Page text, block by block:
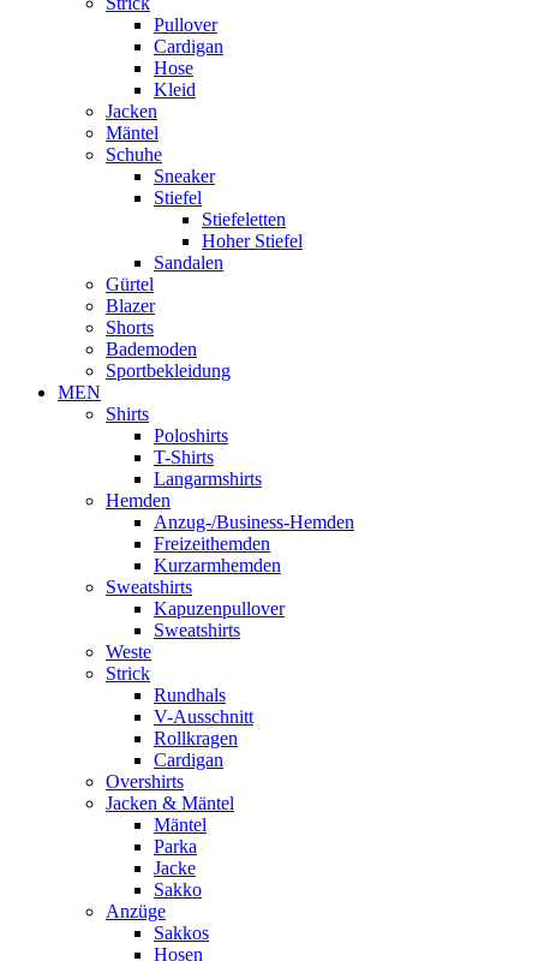
Pullover
Cardigan
Hose
Kleid
Jacken
Mäntel
Schuhe
Sneaker
Stiefel
Stiefeletten
Hoher Stiefel
Sandalen
Gürtel
Blazer
Shorts
Bademoden
Sportbekleidung
MEN
Shirts
Poloshirts
T-Shirts
Langarmshirts
Hemden
Anzug-/Business-Hemden
Freizeithemden
Kurzarmhemden
Sweatshirts
Kapuzenpullover
Sweatshirts
Weste
Strick
Rundhals
V-Ausschnitt
Rollkragen
Cardigan
Overshirts
Jacken & Mäntel
Mäntel
Parka
Jacke
Sakko
Anzüge
Sakkos
Hosen